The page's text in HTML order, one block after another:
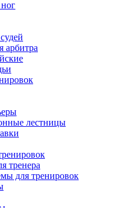
арбитра
лестницы
тренера
для тренировок